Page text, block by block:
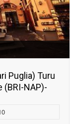
Puglia) Turu
(BRI-NAP)-